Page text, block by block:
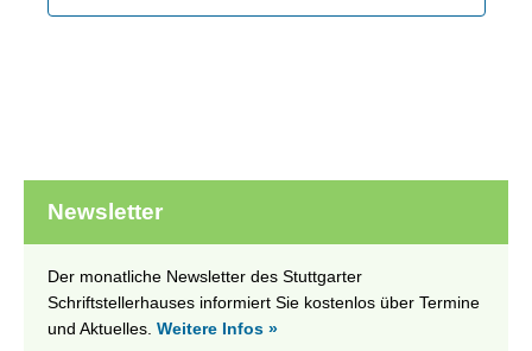
Newsletter
Der monatliche Newsletter des Stuttgarter
Schriftstellerhauses informiert Sie kostenlos über Termine
und Aktuelles. Weitere Infos »